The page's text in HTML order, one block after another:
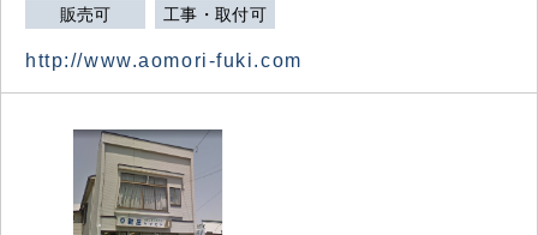
販売可 工事・取付可
http://www.aomori-fuki.com